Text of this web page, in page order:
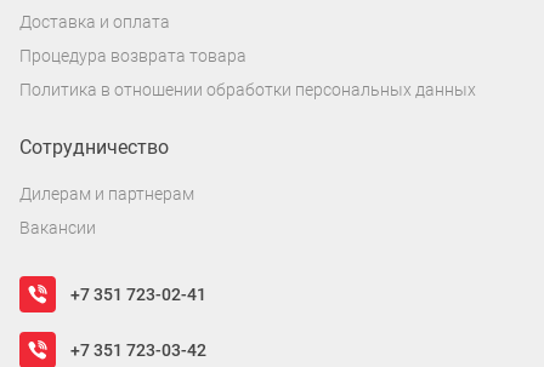
Доставка и оплата
Процедура возврата товара
Политика в отношении обработки персональных данных
Сотрудничество
Дилерам и партнерам
Вакансии
+7 351 723-02-41
+7 351 723-03-42